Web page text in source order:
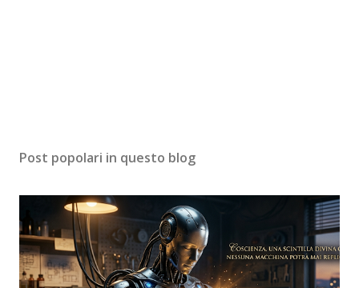
Post popolari in questo blog